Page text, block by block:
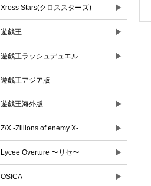
Xross Stars(クロススターズ) ▶
遊戯王 ▶
遊戯王ラッシュデュエル ▶
遊戯王アジア版
遊戯王海外版 ▶
Z/X -Zillions of enemy X- ▶
Lycee Overture 〜リセ〜 ▶
OSICA ▶